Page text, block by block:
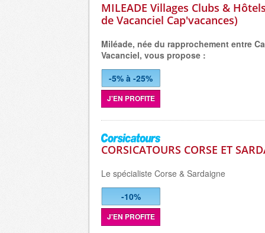
MILEADE Villages Clubs &
de Vacanciel Cap'vacances)
Miléade, née du rapprochement entre
Vacanciel, vous propose :
-5% à -25%
J'EN PROFITE
CORSICATOURS CORSE ET
Le spécialiste Corse & Sardaigne
-10%
J'EN PROFITE